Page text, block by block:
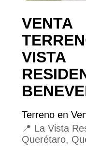
VENTA
VISTA
Terreno en
📍 La Vista
Querétaro,